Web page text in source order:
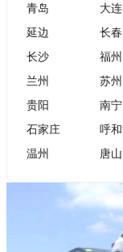
青岛
大连
延边
长春
长沙
福州
兰州
苏州
贵阳
南宁
石家庄
呼
温州
唐山